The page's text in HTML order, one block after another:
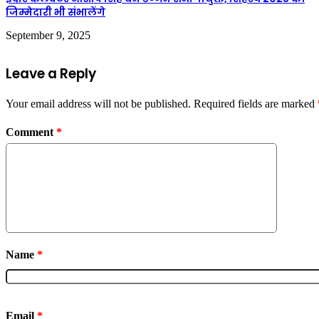
जिम्मेदारी भी संभालेंगे
September 9, 2025
Leave a Reply
Your email address will not be published. Required fields are marked
Comment *
Name *
Email *